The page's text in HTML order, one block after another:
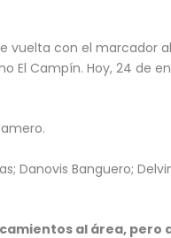
vuelta con el marcador
El Campín. Hoy, 24 de
Danovis Banguero;
al área, pero